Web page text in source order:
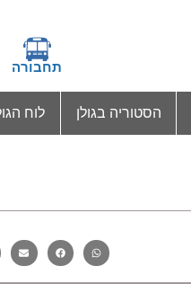
תחבורה
הסטוריה בגולן לוח